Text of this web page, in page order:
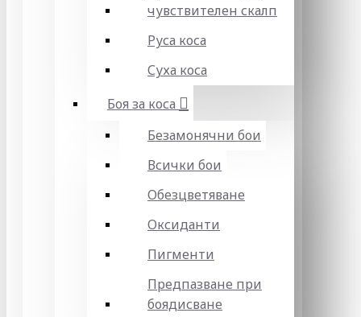
чувствителен скалп
Руса коса
Суха коса
Боя за коса
Безамонячни бои
Всички бои
Обезцветяване
Оксиданти
Пигменти
Предпазване при
боядисване